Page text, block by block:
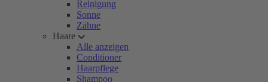
Reinigung
Sonne
Zähne
Haare
Alle anzeigen
Conditioner
Haarpflege
Shampoo